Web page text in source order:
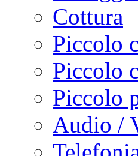
Cottura
Piccolo
Piccolo
Piccolo
Audio /